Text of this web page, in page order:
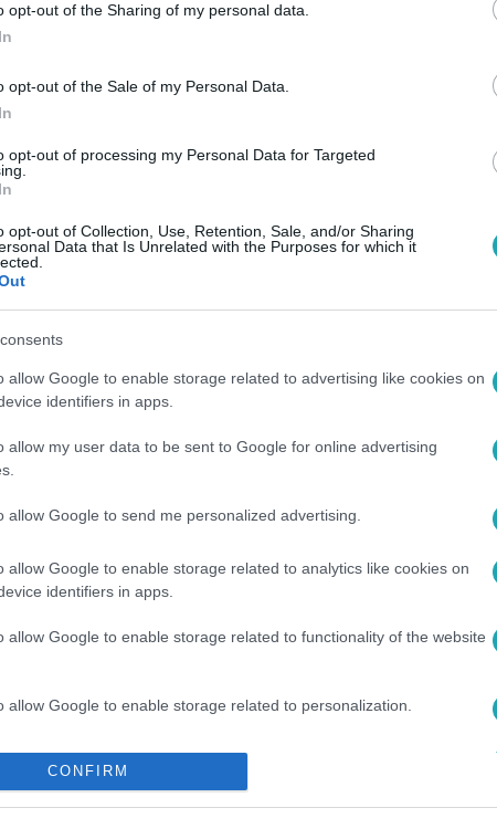
opt-out of the Sharing of my personal data.
opt-out of the Sale of my Personal Data.
opt-out of processing my Personal Data for Targeted
opt-out of Collection, Use, Retention, Sale, and/or Sharing
Data that Is Unrelated with the Purposes for which it
allow Google to enable storage related to advertising like cookies on
identifiers in apps.
allow my user data to be sent to Google for online advertising
allow Google to send me personalized advertising.
allow Google to enable storage related to analytics like cookies on
identifiers in apps.
allow Google to enable storage related to functionality of the website
allow Google to enable storage related to personalization.
allow Google to enable storage related to security, including
functionality and fraud prevention, and other user protection.
CONFIRM
utolsó feladatát, ezért üzenetet kaptak a
RTL+ Premiumon
legyen a Google-találatokban!
BIG BROTHER # VALÓVILÁG10 VV10 VIDEÓÜZENET